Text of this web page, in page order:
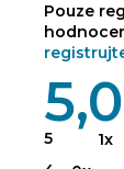
Pouze
5,0
5
1x